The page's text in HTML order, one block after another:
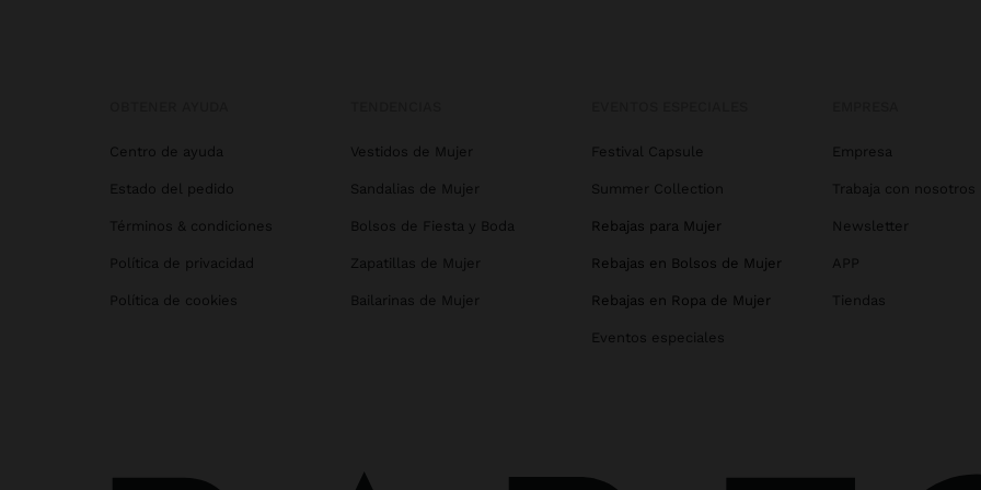
Centro de ayuda
Estado del pedido
Términos & condiciones
Política de privacidad
Política de cookies
Vestidos de Mujer
Sandalias de Mujer
Bolsos de Fiesta y Boda
Zapatillas de Mujer
Bailarinas de Mujer
Festival Capsule
Summer Collection
Rebajas para Mujer
Rebajas en Bolsos de Mujer
Rebajas en Ropa de Mujer
Eventos especiales
Empresa
Trabaja con nosotros
Newsletter
APP
Tiendas